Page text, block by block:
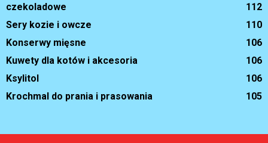
czekoladowe
112
Sery kozie i owcze
110
Konserwy mięsne
106
Kuwety dla kotów i akcesoria
106
Ksylitol
106
Krochmal do prania i prasowania
105